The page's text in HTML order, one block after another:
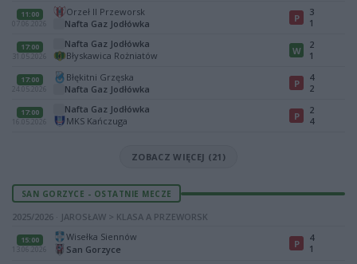
11:00
07.06.2026
Orzeł II Przeworsk
Nafta Gaz Jodłówka
P
3
1
17:00
31.05.2026
Nafta Gaz Jodłówka
Błyskawica Rożniatów
W
2
1
17:00
24.05.2026
Błękitni Grzęska
Nafta Gaz Jodłówka
P
4
2
17:00
16.05.2026
Nafta Gaz Jodłówka
MKS Kańczuga
P
2
4
ZOBACZ WIĘCEJ (21)
SAN GORZYCE - OSTATNIE MECZE
2025/2026 · JAROSŁAW > KLASA A PRZEWORSK
15:00
13.06.2026
Wisełka Siennów
San Gorzyce
P
4
1